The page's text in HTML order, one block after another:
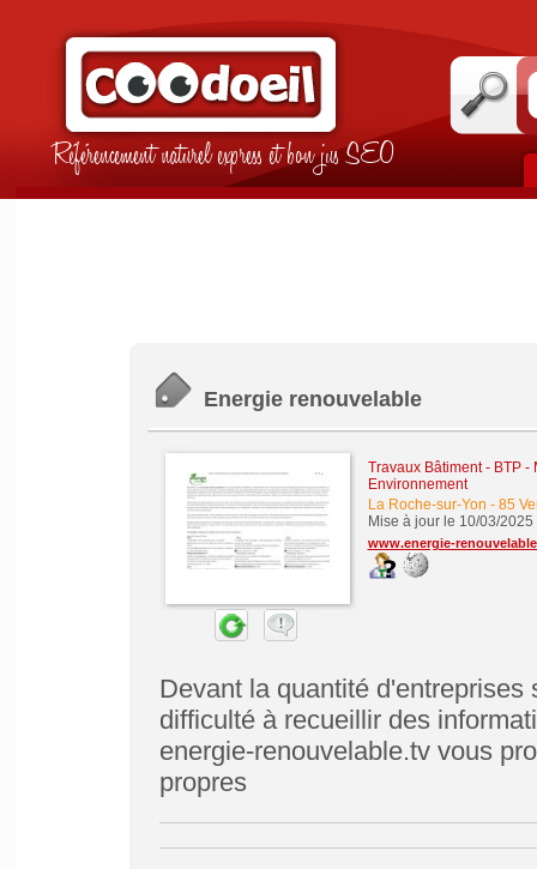
Référencement naturel express et bon jus SEO
Energie renouvelable
Travaux Bâtiment - BTP
Environnement
La Roche-sur-Yon - 85
Mise à jour le 10/03/2025
www.energie-
Devant la quantité
difficulté à recueillir des
energie-renouvelable.tv vous
propres